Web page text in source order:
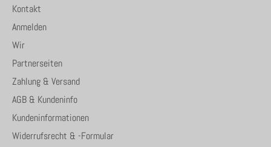
Kontakt
Anmelden
Wir
Partnerseiten
Zahlung & Versand
AGB & Kundeninfo
Kundeninformationen
Widerrufsrecht & -Formular